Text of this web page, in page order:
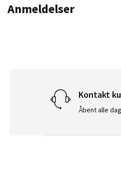
Anmeldelser
Kontakt
Åbent alle